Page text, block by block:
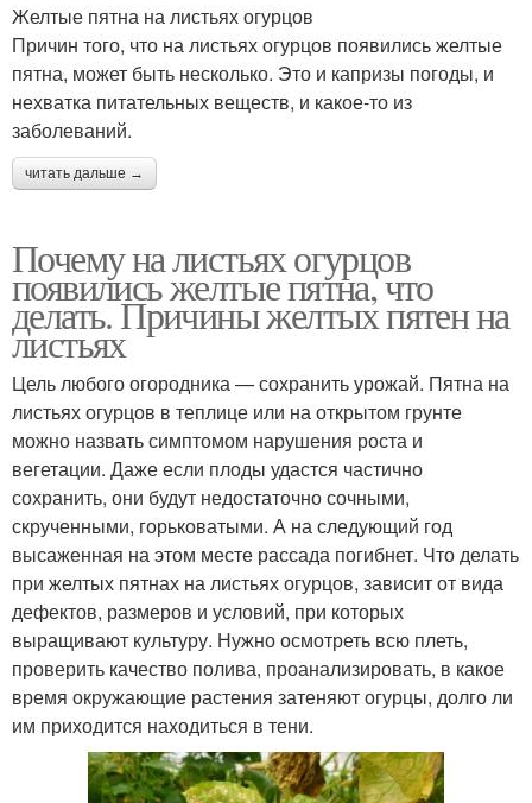
Желтые пятна на листьях огурцов
Причин того, что на листьях огурцов появились желтые
пятна, может быть несколько. Это и капризы погоды, и
нехватка питательных веществ, и какое-то из
заболеваний.
читать дальше →
Почему на листьях огурцов
появились желтые пятна, что
делать. Причины желтых пятен на
листьях
Цель любого огородника — сохранить урожай. Пятна на
листьях огурцов в теплице или на открытом грунте
можно назвать симптомом нарушения роста и
вегетации. Даже если плоды удастся частично
сохранить, они будут недостаточно сочными,
скрученными, горьковатыми. А на следующий год
высаженная на этом месте рассада погибнет. Что делать
при желтых пятнах на листьях огурцов, зависит от вида
дефектов, размеров и условий, при которых
выращивают культуру. Нужно осмотреть всю плеть,
проверить качество полива, проанализировать, в какое
время окружающие растения затеняют огурцы, долго ли
им приходится находиться в тени.